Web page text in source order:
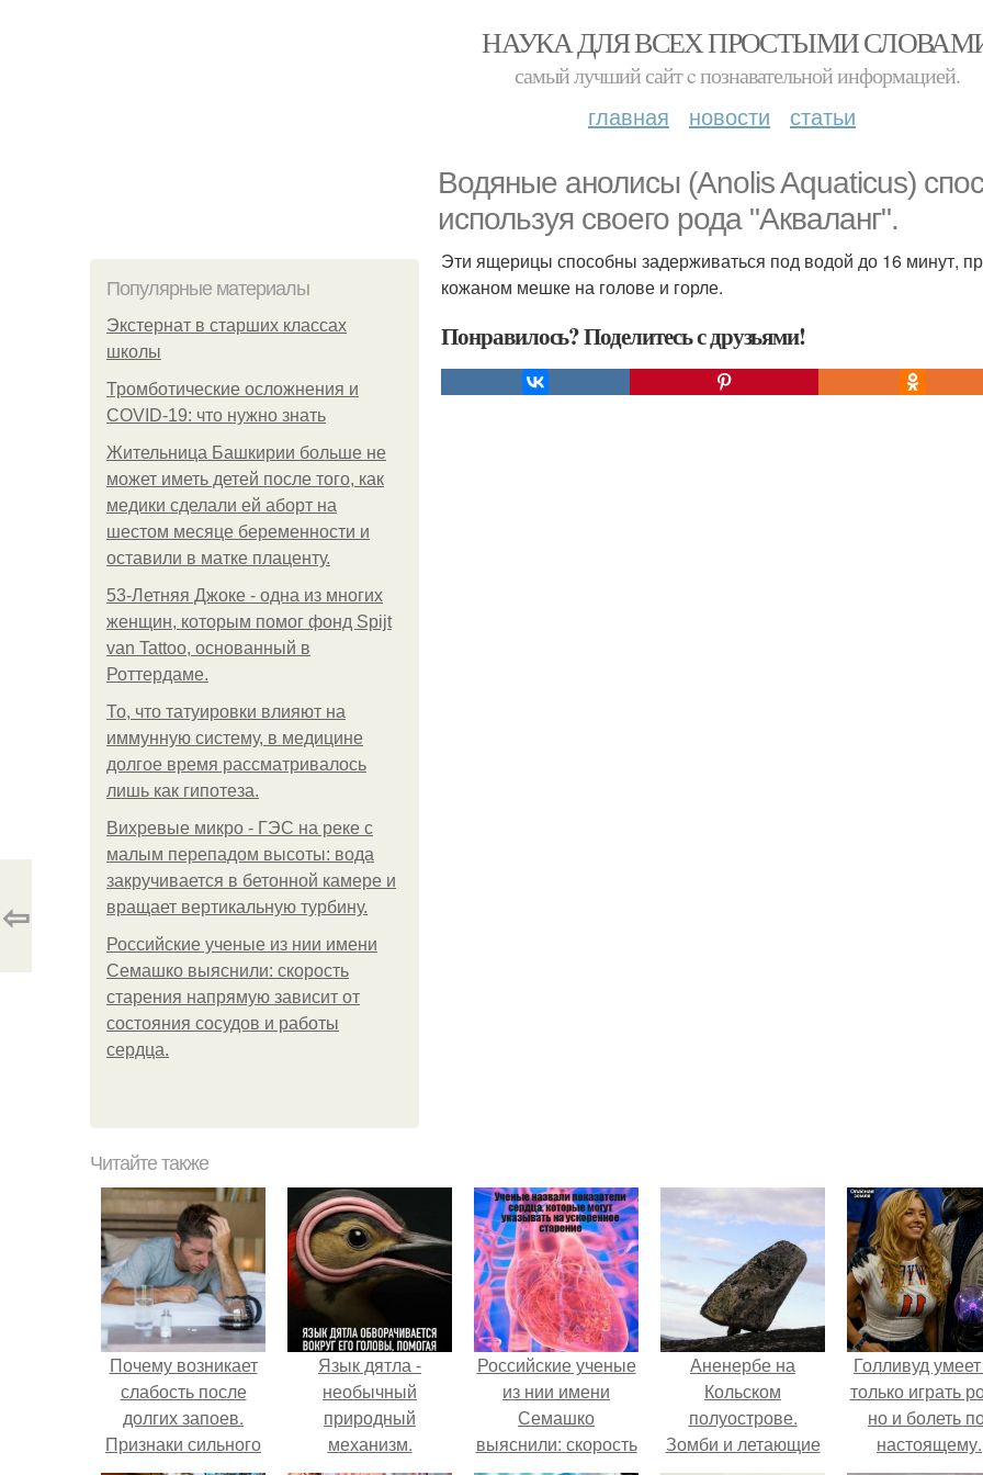
НАУКА ДЛЯ ВСЕХ ПРОСТЫМИ
самый лучший сайт c познавательной информацией.
главная новости статьи
Водяные анолисы (Anolis Aquaticus)
используя своего рода "Акваланг".
Популярные материалы
Экстернат в старших классах
школы
Тромботические осложнения и
COVID-19: что нужно знать
Жительница Башкирии больше не
может иметь детей после того, как
медики сделали ей аборт на
шестом месяце беременности и
оставили в матке плаценту.
53-Летняя Джоке - одна из многих
женщин, которым помог фонд Spijt
van Tattoo, основанный в
Роттердаме.
То, что татуировки влияют на
иммунную систему, в медицине
долгое время рассматривалось
лишь как гипотеза.
Вихревые микро - ГЭС на реке с
малым перепадом высоты: вода
закручивается в бетонной камере и
вращает вертикальную турбину.
Российские ученые из нии имени
Семашко выяснили: скорость
старения напрямую зависит от
состояния сосудов и работы
сердца.
Эти ящерицы способны задерживаться под водой до 16 минут,
кожаном мешке на голове и горле.
Понравилось? Поделитесь с друзьями!
⇦
Читайте также
Почему возникает
слабость после
долгих запоев.
Признаки сильного
Язык дятла -
необычный
природный
механизм.
Российские ученые
из нии имени
Семашко
выяснили: скорость
Аненербе на
Кольском
полуострове.
Зомби и летающие
Голливуд
только играть
но и болеть
настоящему.